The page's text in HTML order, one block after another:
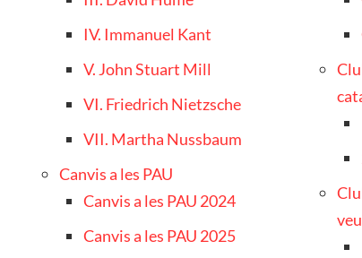
IV. Immanuel Kant
V. John Stuart Mill
VI. Friedrich Nietzsche
VII. Martha Nussbaum
Canvis a les PAU
Canvis a les PAU 2024
Canvis a les PAU 2025